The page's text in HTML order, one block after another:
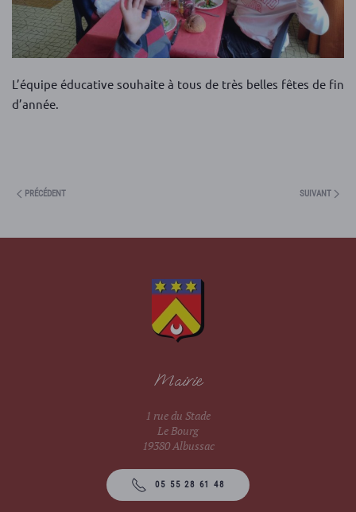
L’équipe éducative souhaite à tous de très belles fêtes de fin
d’année.
PRÉCÉDENT SUIVANT
Mairie
1 rue du Stade
Le Bourg
19380 Albussac
05 55 28 61 48